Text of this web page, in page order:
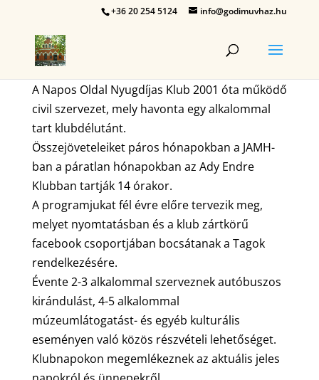
+36 20 254 5124 info@godimuvhaz.hu
A Napos Oldal Nyugdíjas Klub 2001 óta működő
civil szervezet, mely havonta egy alkalommal
tart klubdélutánt.
Összejöveteleiket páros hónapokban a JAMH-
ban a páratlan hónapokban az Ady Endre
Klubban tartják 14 órakor.
A programjukat fél évre előre tervezik meg,
melyet nyomtatásban és a klub zártkörű
facebook csoportjában bocsátanak a Tagok
rendelkezésére.
Évente 2-3 alkalommal szerveznek autóbuszos
kirándulást, 4-5 alkalommal
múzeumlátogatást- és egyéb kulturális
eseményen való közös részvételi lehetőséget.
Klubnapokon megemlékeznek az aktuális jeles